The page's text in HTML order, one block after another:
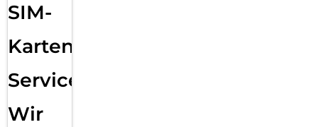
SIM-
Karten
Service:
Wir